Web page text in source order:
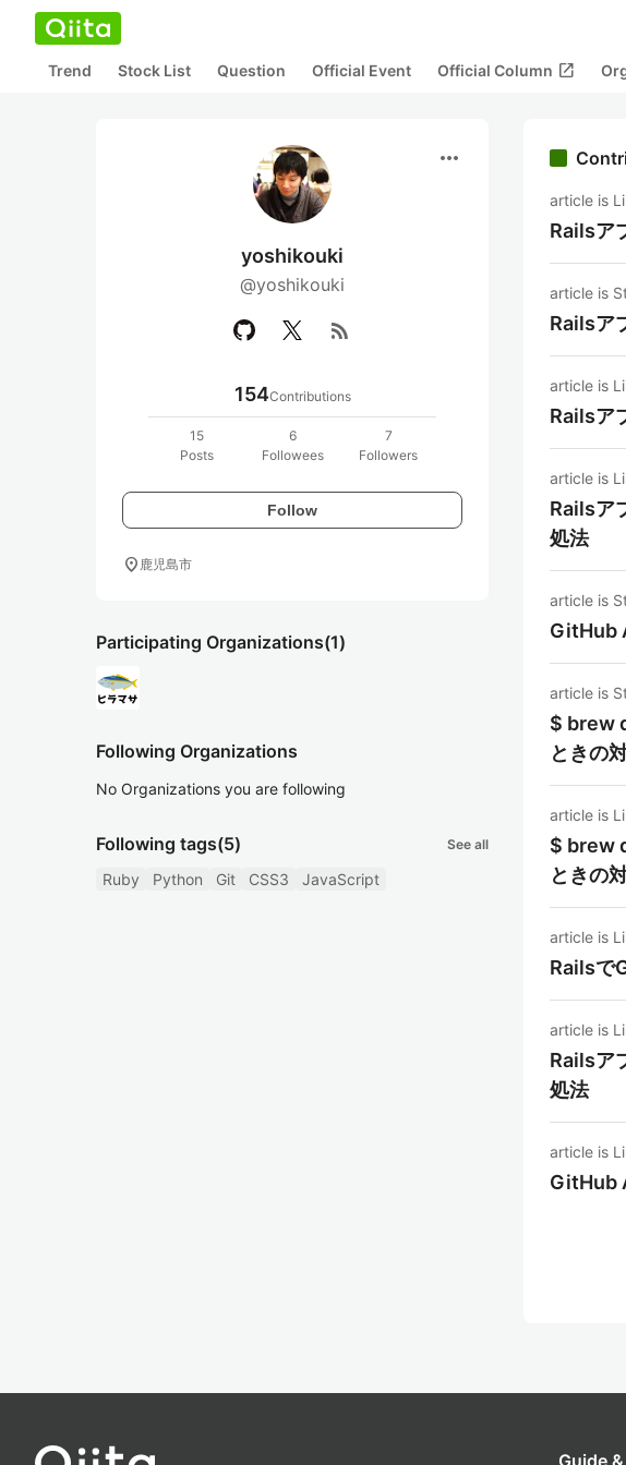
Trend Stock List Question Official Event Official Column open_in_new
more_horiz
yoshikouki
@yoshikouki
rss_feed
154Contributions
15
Posts
6
Followees
7
Followers
Follow
location_on 鹿児島市
Participating Organizations(1)
Following Organizations
No Organizations you are following
Following tags(5) See all
Ruby Python Git CSS3 JavaScript
article is
Railsア
article is
Railsア
article is
Railsア
article is
Railsア
処法
article is
GitHub
article is
$ brew
ときの
article is
$ brew
ときの
article is
Railsで
article is
Railsア
処法
article is
GitHub
Guide